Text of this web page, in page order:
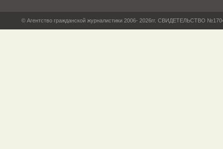
© Агентство гражданской журналистики 2006- 2026гг. СВИДЕТЕЛЬСТВО